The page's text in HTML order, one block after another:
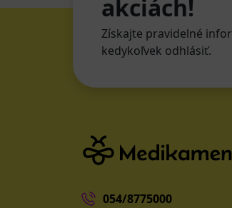
akciách!
Získajte pravidelné
kedykoľvek odhlásiť.
054/8775000